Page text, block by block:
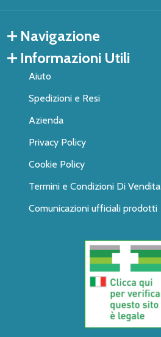
Navigazione
Informazioni Utili
Aiuto
Spedizioni e Resi
Azienda
Privacy Policy
Cookie Policy
Termini e Condizioni Di Vendita
Comunicazioni ufficiali prodotti